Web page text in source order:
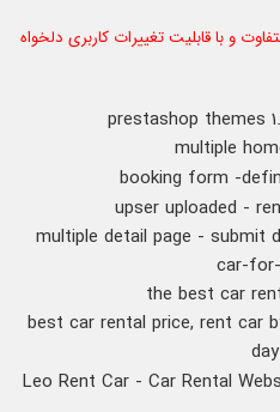
و با قابلیت تغييرات كاربری دلخواه